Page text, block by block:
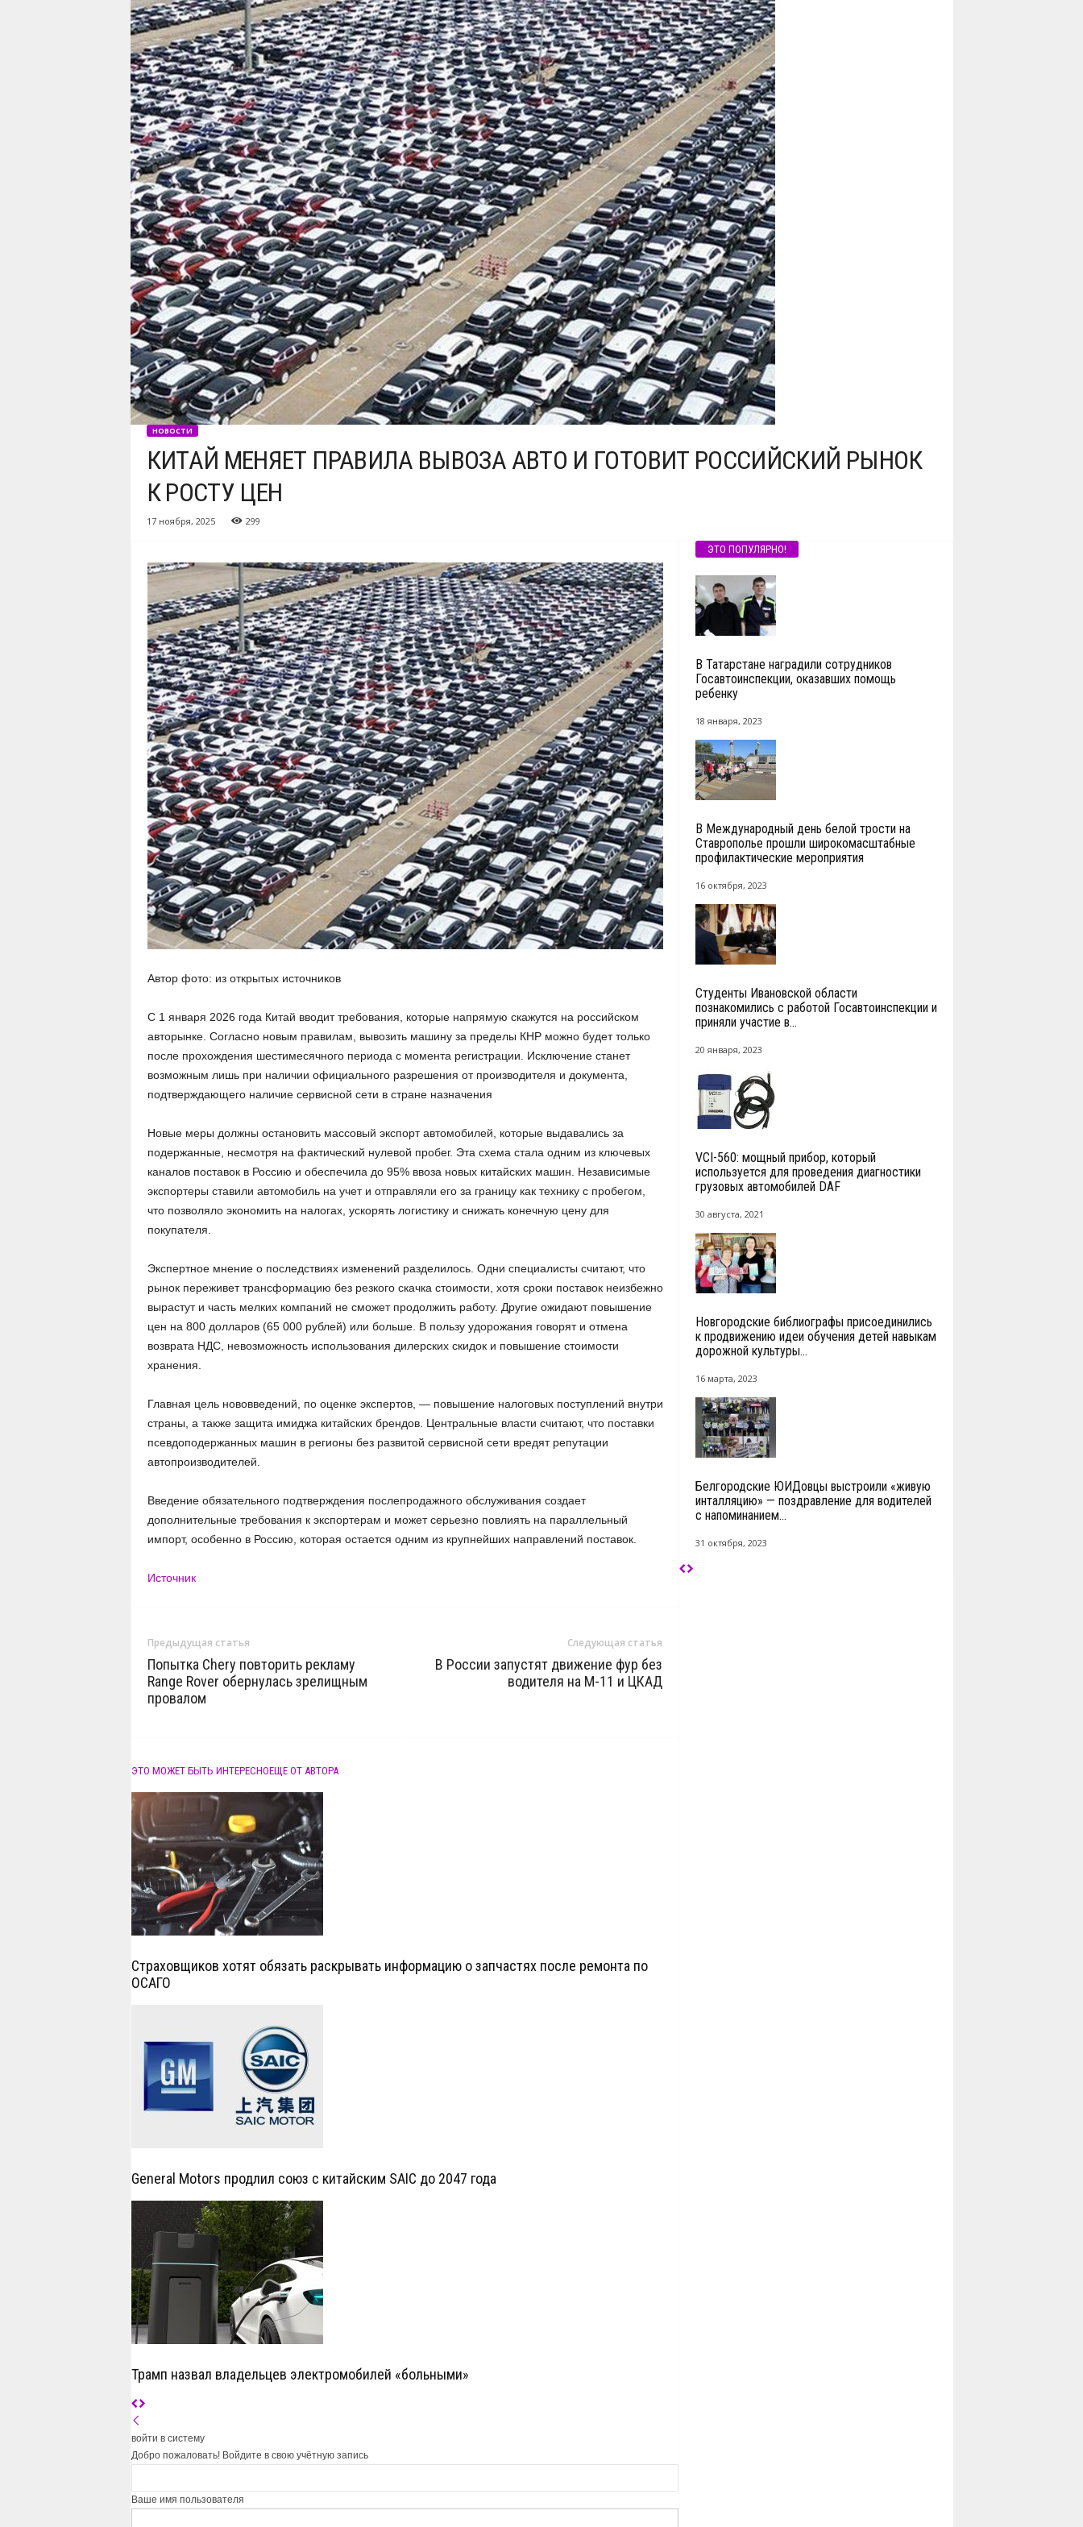
НОВОСТИ
КИТАЙ МЕНЯЕТ ПРАВИЛА ВЫВОЗА АВТО И ГОТОВИТ РОССИЙСКИЙ РЫНОК
К РОСТУ ЦЕН
17 ноября, 2025 299
Автор фото: из открытых источников
С 1 января 2026 года Китай вводит требования, которые напрямую скажутся на российском
авторынке. Согласно новым правилам, вывозить машину за пределы КНР можно будет только
после прохождения шестимесячного периода с момента регистрации. Исключение станет
возможным лишь при наличии официального разрешения от производителя и документа,
подтверждающего наличие сервисной сети в стране назначения
Новые меры должны остановить массовый экспорт автомобилей, которые выдавались за
подержанные, несмотря на фактический нулевой пробег. Эта схема стала одним из ключевых
каналов поставок в Россию и обеспечила до 95% ввоза новых китайских машин. Независимые
экспортеры ставили автомобиль на учет и отправляли его за границу как технику с пробегом,
что позволяло экономить на налогах, ускорять логистику и снижать конечную цену для
покупателя.
Экспертное мнение о последствиях изменений разделилось. Одни специалисты считают, что
рынок переживет трансформацию без резкого скачка стоимости, хотя сроки поставок неизбежно
вырастут и часть мелких компаний не сможет продолжить работу. Другие ожидают повышение
цен на 800 долларов (65 000 рублей) или больше. В пользу удорожания говорят и отмена
возврата НДС, невозможность использования дилерских скидок и повышение стоимости
хранения.
Главная цель нововведений, по оценке экспертов, — повышение налоговых поступлений внутри
страны, а также защита имиджа китайских брендов. Центральные власти считают, что поставки
псевдоподержанных машин в регионы без развитой сервисной сети вредят репутации
автопроизводителей.
Введение обязательного подтверждения послепродажного обслуживания создает
дополнительные требования к экспортерам и может серьезно повлиять на параллельный
импорт, особенно в Россию, которая остается одним из крупнейших направлений поставок.
Источник
Предыдущая статья
Попытка Chery повторить рекламу
Range Rover обернулась зрелищным
провалом
Следующая статья
В России запустят движение фур без
водителя на М-11 и ЦКАД
ЭТО МОЖЕТ БЫТЬ ИНТЕРЕСНОЕЩЕ ОТ АВТОРА
Страховщиков хотят обязать раскрывать информацию о запчастях после ремонта по
ОСАГО
General Motors продлил союз с китайским SAIC до 2047 года
Трамп назвал владельцев электромобилей «больными»
войти в систему
Добро пожаловать! Войдите в свою учётную запись
Ваше имя пользователя
ЭТО ПОПУЛЯРНО!
В Татарстане наградили сотрудников
Госавтоинспекции, оказавших помощь
ребенку
18 января, 2023
В Международный день белой трости на
Ставрополье прошли широкомасштабные
профилактические мероприятия
16 октября, 2023
Студенты Ивановской области
познакомились с работой Госавтоинспекции и
приняли участие в...
20 января, 2023
VCI-560: мощный прибор, который
используется для проведения диагностики
грузовых автомобилей DAF
30 августа, 2021
Новгородские библиографы присоединились
к продвижению идеи обучения детей навыкам
дорожной культуры...
16 марта, 2023
Белгородские ЮИДовцы выстроили «живую
инталляцию» — поздравление для водителей
с напоминанием...
31 октября, 2023